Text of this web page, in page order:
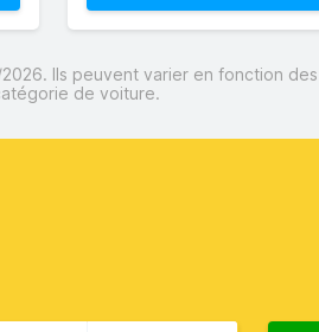
Ils peuvent varier en fonction
de voiture.